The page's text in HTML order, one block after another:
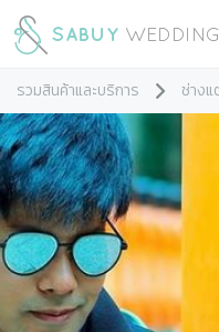
รวมสินค้าและบริการ ช่าง